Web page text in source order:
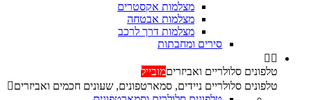
מצלמות אקסטרים
מצלמות אבטחה
מצלמות דרך לרכב
סירים ומחבתות
 
טלפונים סלולריים ואביזריםמובייל
טלפונים סלולריים ניידים, סמארטפונים, שעונים חכמים ואביזרים